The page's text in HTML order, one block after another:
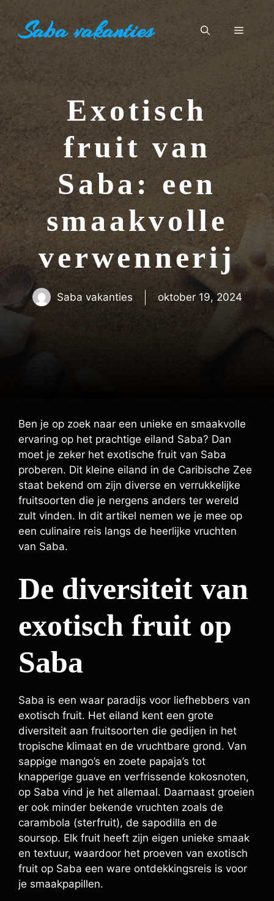
inhoud
Saba vakanties Menu
Exotisch
fruit van
Saba: een
smaakvolle
verwennerij
Saba vakanties oktober 19, 2024
Ben je op zoek naar een unieke en smaakvolle
ervaring op het prachtige eiland Saba? Dan
moet je zeker het exotische fruit van Saba
proberen. Dit kleine eiland in de Caribische Zee
staat bekend om zijn diverse en verrukkelijke
fruitsoorten die je nergens anders ter wereld
zult vinden. In dit artikel nemen we je mee op
een culinaire reis langs de heerlijke vruchten
van Saba.
De diversiteit van
exotisch fruit op
Saba
Saba is een waar paradijs voor liefhebbers van
exotisch fruit. Het eiland kent een grote
diversiteit aan fruitsoorten die gedijen in het
tropische klimaat en de vruchtbare grond. Van
sappige mango’s en zoete papaja’s tot
knapperige guave en verfrissende kokosnoten,
op Saba vind je het allemaal. Daarnaast groeien
er ook minder bekende vruchten zoals de
carambola (sterfruit), de sapodilla en de
soursop. Elk fruit heeft zijn eigen unieke smaak
en textuur, waardoor het proeven van exotisch
fruit op Saba een ware ontdekkingsreis is voor
je smaakpapillen.